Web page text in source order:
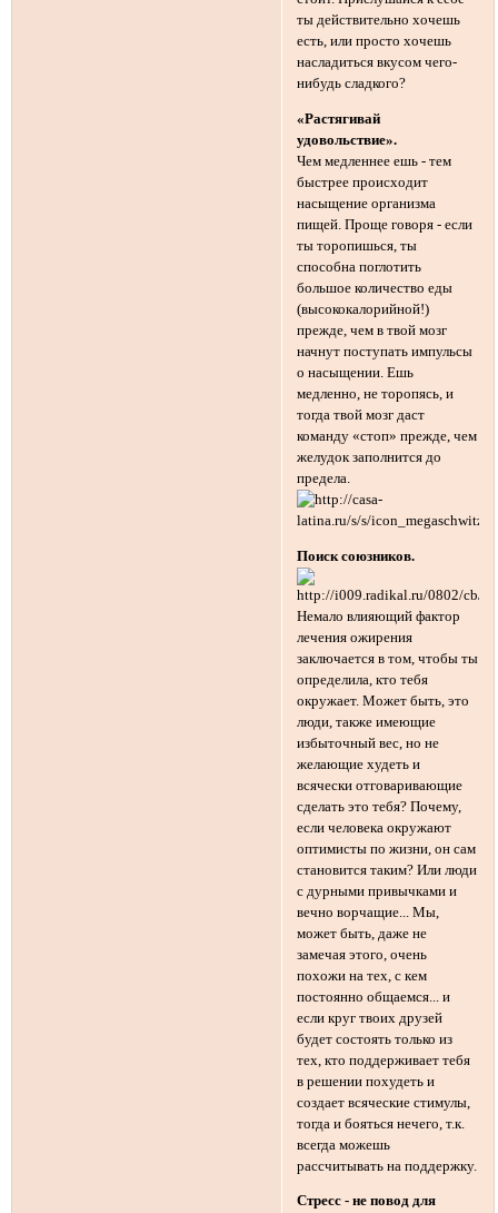
ты действительно хочешь
есть, или просто хочешь
насладиться вкусом чего-
нибудь сладкого?
«Растягивай
удовольствие».
Чем медленнее ешь - тем
быстрее происходит
насыщение организма
пищей. Проще говоря - если
ты торопишься, ты
способна поглотить
большое количество еды
(высококалорийной!)
прежде, чем в твой мозг
начнут поступать импульсы
о насыщении. Ешь
медленно, не торопясь, и
тогда твой мозг даст
команду «стоп» прежде, чем
желудок заполнится до
предела.
Поиск союзников.
Немало влияющий фактор
лечения ожирения
заключается в том, чтобы ты
определила, кто тебя
окружает. Может быть, это
люди, также имеющие
избыточный вес, но не
желающие худеть и
всячески отговаривающие
сделать это тебя? Почему,
если человека окружают
оптимисты по жизни, он сам
становится таким? Или люди
с дурными привычками и
вечно ворчащие... Мы,
может быть, даже не
замечая этого, очень
похожи на тех, с кем
постоянно общаемся... и
если круг твоих друзей
будет состоять только из
тех, кто поддерживает тебя
в решении похудеть и
создает всяческие стимулы,
тогда и бояться нечего, т.к.
всегда можешь
рассчитывать на поддержку.
Стресс - не повод для